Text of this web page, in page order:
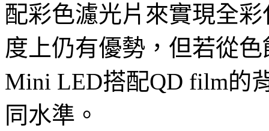
配彩色濾光片來實現全
度上仍有優勢，但若從
Mini LED搭配QD film的
同水準。